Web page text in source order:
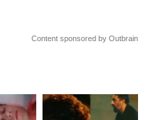
Content sponsored by Outbrain